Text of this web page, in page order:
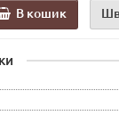
В кошик